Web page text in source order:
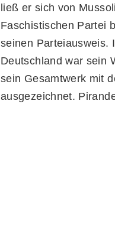
ließ er sich von
Faschistischen Partei
seinen Parteiausweis.
Deutschland war sein
sein Gesamtwerk mit
ausgezeichnet.